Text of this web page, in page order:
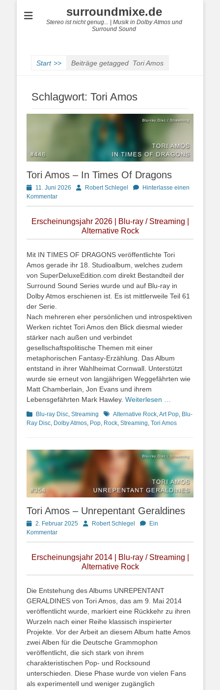
surroundmixe.de
Stereo ist nicht genug... | Musik in Dolby Atmos und
Surround Sound
Start >> Beiträge getagged Tori Amos
Schlagwort: Tori Amos
Tori Amos – In Times Of Dragons
Posted
on
11. Juni 2026 AutorRobert Schlegel
Hinterlasse einen
Kommentar
Erscheinungsjahr 2026 | Blu-ray / Streaming |
Alternative Rock
Mit IN TIMES OF DRAGONS veröffentlichte Tori
Amos gerade ihr 18. Studioalbum, welches zudem
von SuperDeluxeEdition.com direkt Bestandteil der
Surround Sound Series wurde und auf Blu-ray in
Dolby Atmos erschienen ist. Es ist mittlerweile Teil 61
der Serie.
Nach mehreren eher persönlichen und introspektiven
Werken richtet Tori Amos den Blick diesmal wieder
stärker nach außen und verbindet
gesellschaftspolitische Themen mit einer
metaphorischen Fantasy-Erzählung. Das Album
entstand in ihrer Wahlheimat Cornwall. Unterstützt
wurde sie erneut von langjährigen Weggefährten wie
Matt Chamberlain, Jon Evans und ihrem
Lebensgefährten Mark Hawley. Weiterlesen …
Kategorien
Blu-ray Disc Streaming Schlagworte
Alternative Rock Art Pop Blu-
Ray Disc Dolby Atmos Pop Rock Streaming Tori Amos
Tori Amos – Unrepentant Geraldines
Posted
on
2. Februar 2025 AutorRobert Schlegel
Ein
Kommentar
Erscheinungsjahr 2014 | Blu-ray / Streaming |
Alternative Rock
Die Entstehung des Albums UNREPENTANT
GERALDINES von Tori Amos, das am 9. Mai 2014
veröffentlicht wurde, markiert eine Rückkehr zu ihren
Wurzeln nach einer Reihe klassisch inspirierter
Projekte. Vor der Arbeit an diesem Album hatte Amos
zwei Alben für die Deutsche Grammophon
veröffentlicht, die sich stark von ihrem
charakteristischen Pop- und Rocksound
unterschieden. Diese Phase wurde von vielen Fans
als experimentell und weniger zugänglich